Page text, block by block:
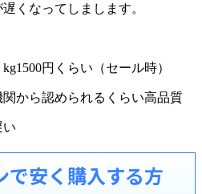
くなってしまします。
円くらい（セール時）
から認められるくらい高品質
い
で安く購入する方